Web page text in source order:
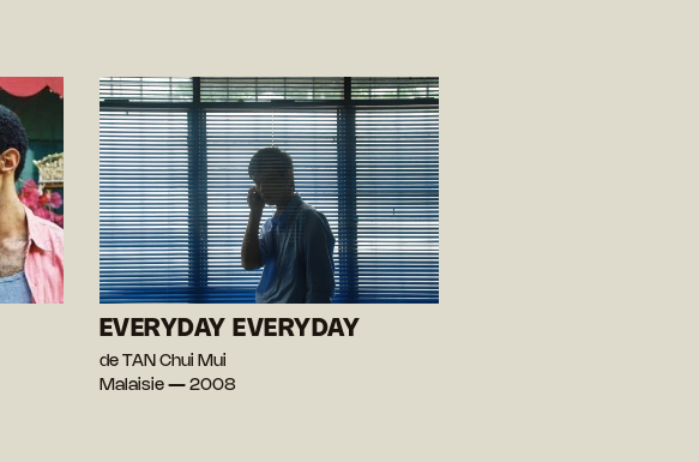
EVERYDAY EVERYDAY
de TAN Chui Mui
Malaisie — 2008